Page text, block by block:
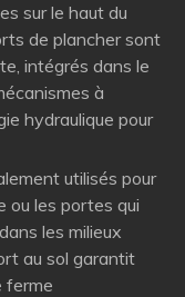
sur le haut du
de plancher sont
intégrés dans le
à
hydraulique pour
utilisés pour
ou les portes qui
les milieux
au sol garantit
ferme